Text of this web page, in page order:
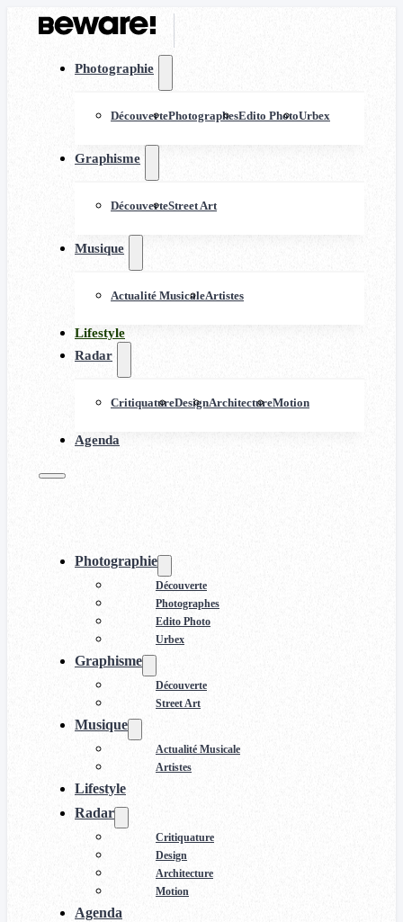
Photographie
DécouvertePhotographesEdito PhotoUrbex
Graphisme
DécouverteStreet Art
Musique
Actualité MusicaleArtistes
Lifestyle
Radar
CritiquatureDesignArchitectureMotion
Agenda
Photographie
Découverte
Photographes
Edito Photo
Urbex
Graphisme
Découverte
Street Art
Musique
Actualité Musicale
Artistes
Lifestyle
Radar
Critiquature
Design
Architecture
Motion
Agenda